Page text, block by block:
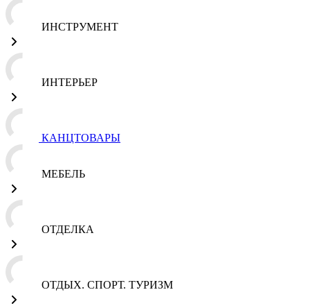
ИНСТРУМЕНТ
ИНТЕРЬЕР
КАНЦТОВАРЫ
МЕБЕЛЬ
ОТДЕЛКА
ОТДЫХ. СПОРТ. ТУРИЗМ